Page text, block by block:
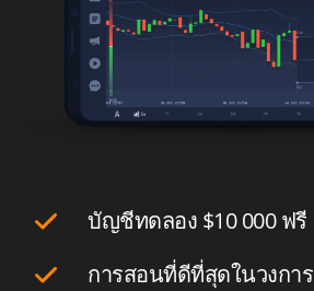
บัญชีทดลอง $10 000ฟรี
การสอนที่ดีที่สุดในวงการ